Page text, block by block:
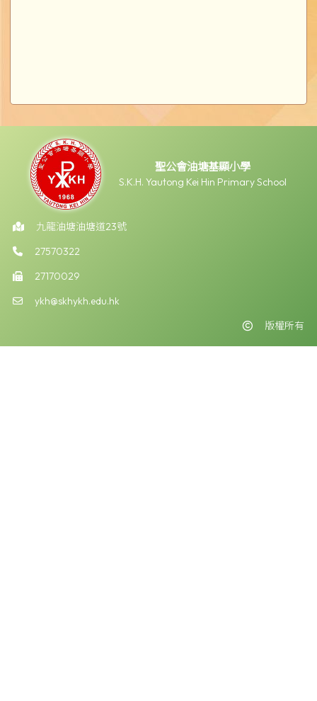
聖公會油塘基顯小學
S.K.H. Yautong Kei Hin Primary School
九龍油塘油塘道23號
27570322
27170029
ykh@skhykh.edu.hk
版權所有